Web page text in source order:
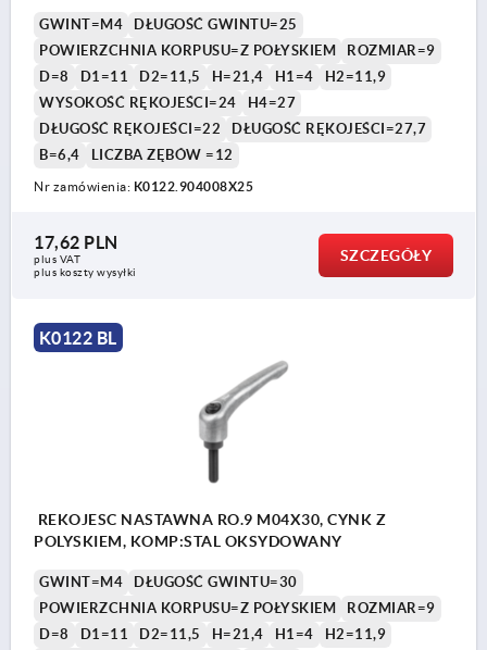
GWINT=M4
DŁUGOŚĆ GWINTU=25
POWIERZCHNIA KORPUSU=Z POŁYSKIEM
ROZMIAR=9
D=8
D1=11 D2=11,5 H=21,4 H1=4
H2=11,9
WYSOKOŚĆ RĘKOJEŚCI=24
H4=27
DŁUGOŚĆ RĘKOJEŚCI=22
DŁUGOŚĆ RĘKOJEŚCI=27,7
B=6,4
LICZBA ZĘBÓW =12
Nr zamówienia: K0122.904008X25
17,62 PLN
plus VAT
plus koszty wysyłki
SZCZEGÓŁY
K0122 BL
REKOJESC NASTAWNA RO.9 M04X30, CYNK Z
POLYSKIEM, KOMP:STAL OKSYDOWANY
GWINT=M4
DŁUGOŚĆ GWINTU=30
POWIERZCHNIA KORPUSU=Z POŁYSKIEM
ROZMIAR=9
D=8
D1=11 D2=11,5 H=21,4 H1=4
H2=11,9